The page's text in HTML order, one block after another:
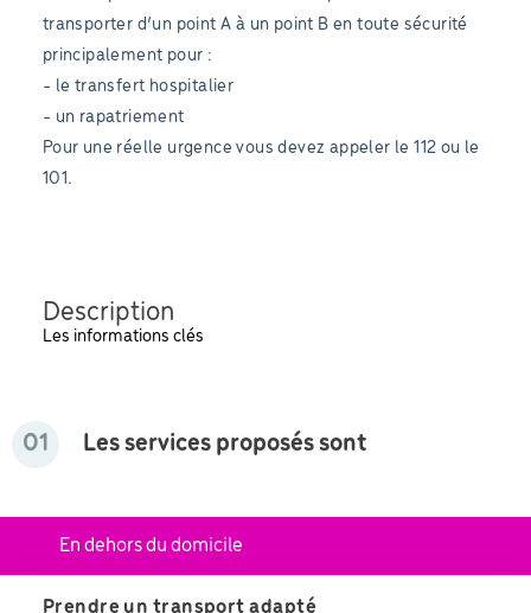
transporter d’un point A à un point B en toute sécurité
principalement pour :
- le transfert hospitalier
- un rapatriement
Pour une réelle urgence vous devez appeler le 112 ou le
101.
Description
Les informations clés
01 Les services proposés sont
En dehors du domicile
Prendre un transport adapté